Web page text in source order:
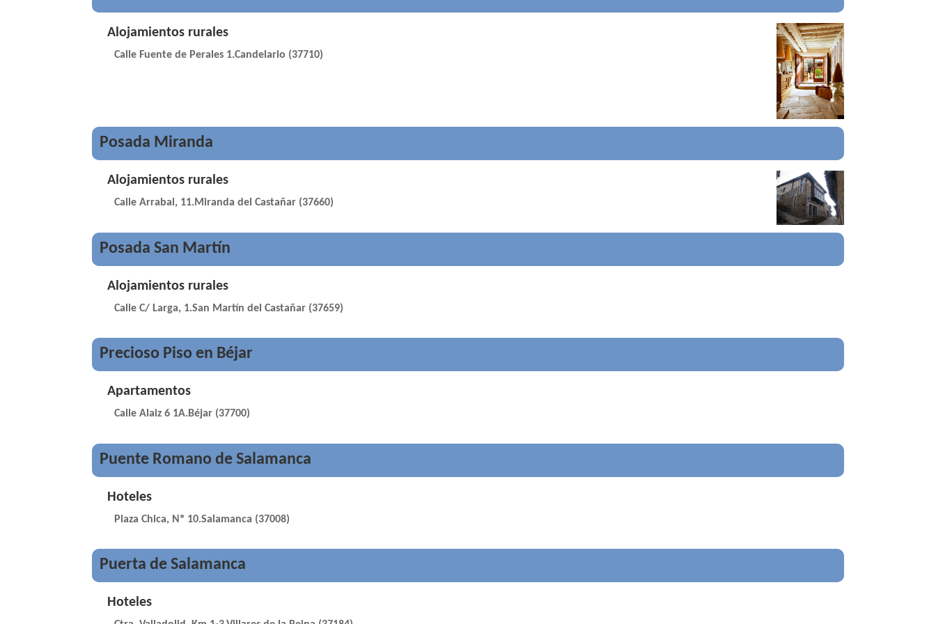
Alojamientos rurales
Calle Fuente de Perales 1.Candelario (37710)
Posada Miranda
Alojamientos rurales
Calle Arrabal, 11.Miranda del Castañar (37660)
Posada San Martín
Alojamientos rurales
Calle C/ Larga, 1.San Martín del Castañar (37659)
Precioso Piso en Béjar
Apartamentos
Calle Alaiz 6 1A.Béjar (37700)
Puente Romano de Salamanca
Hoteles
Plaza Chica, Nº 10.Salamanca (37008)
Puerta de Salamanca
Hoteles